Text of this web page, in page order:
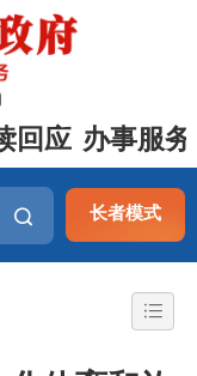
回应 办事服务
长者模式